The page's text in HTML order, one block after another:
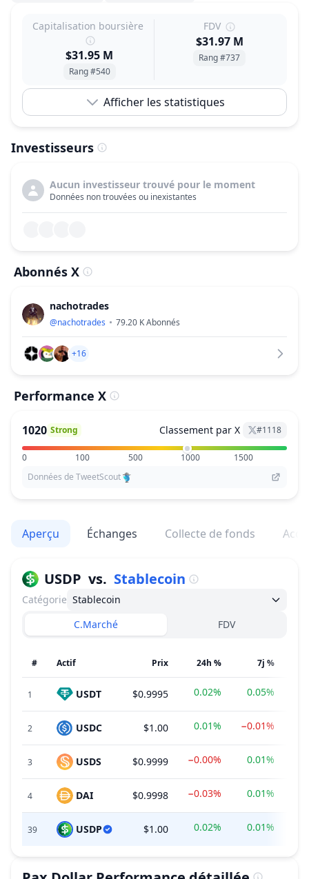
Capitalisation boursière
$31.95 M
Rang #540
FDV
$31.97 M
Rang #737
Afficher les statistiques
Investisseurs
Aucun investisseur trouvé pour le moment
Données non trouvées ou inexistantes
Abonnés X
nachotrades
@nachotrades 79.20 KAbonnés
+16
Performance X
1020 Strong Classement par X #1118
0 100 500 1000
1500
Données de TweetScout
Aperçu Échanges Collecte de fonds
USDP vs. Stablecoin
Catégorie Stablecoin
C.Marché
FDV
# Actif Prix 24h % 7j %
1 USDT $0.9995 0.02% 0.05%
2 USDC $1.00 0.01% −0.01%
3 USDS $0.9999 −0.00% 0.01%
4 DAI $0.9998 −0.03% 0.01%
39 USDP $1.00 0.02% 0.01%